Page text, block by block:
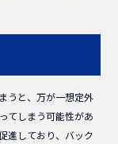
うと、万が一想定外
てしまう可能性があ
進しており、バック